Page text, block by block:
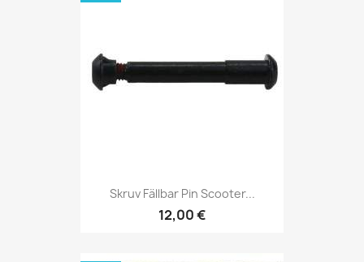
Skruv Fällbar Pin Scooter...
12,00 €